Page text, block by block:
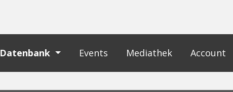
Datenbank Events Mediathek Account